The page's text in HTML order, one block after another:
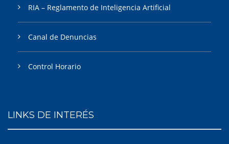
RIA – Reglamento de Inteligencia Artificial
Canal de Denuncias
Control Horario
LINKS DE INTERÉS